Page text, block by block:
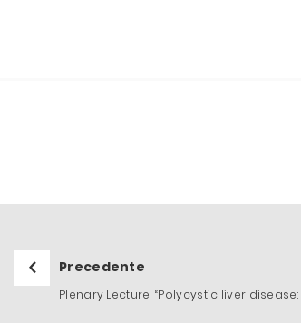
Precedente
Plenary Lecture: “Polycystic liver